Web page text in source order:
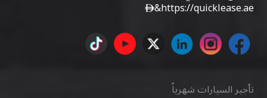
https://quicklease.ae
&
تأجير السيارات شهرياً